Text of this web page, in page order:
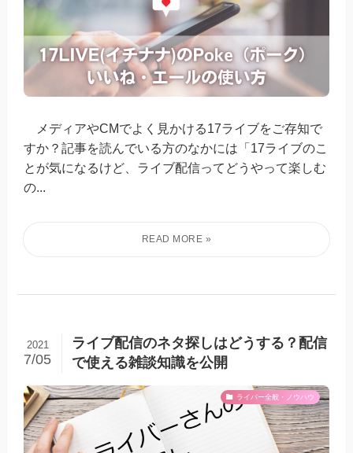
メディアやCMでよく見かける17ライブをご存知で
すか？記事を読んでいる方のなかには「17ライブのこ
とが気になるけど、ライブ配信ってどうやって楽しむ
の...
ライブ配信のネタ探しはどうする？配信
で使える雑談知識を公開
2021
7/05
ライバー全般・ノウハウ